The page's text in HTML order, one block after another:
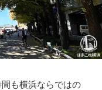
も横浜ならではの